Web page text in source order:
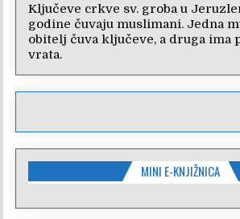
Ključeve crkve sv. groba u
godine čuvaju muslimani. Jedna
obitelj čuva ključeve, a druga ima
vrata.
MINI E-KNJIŽNICA